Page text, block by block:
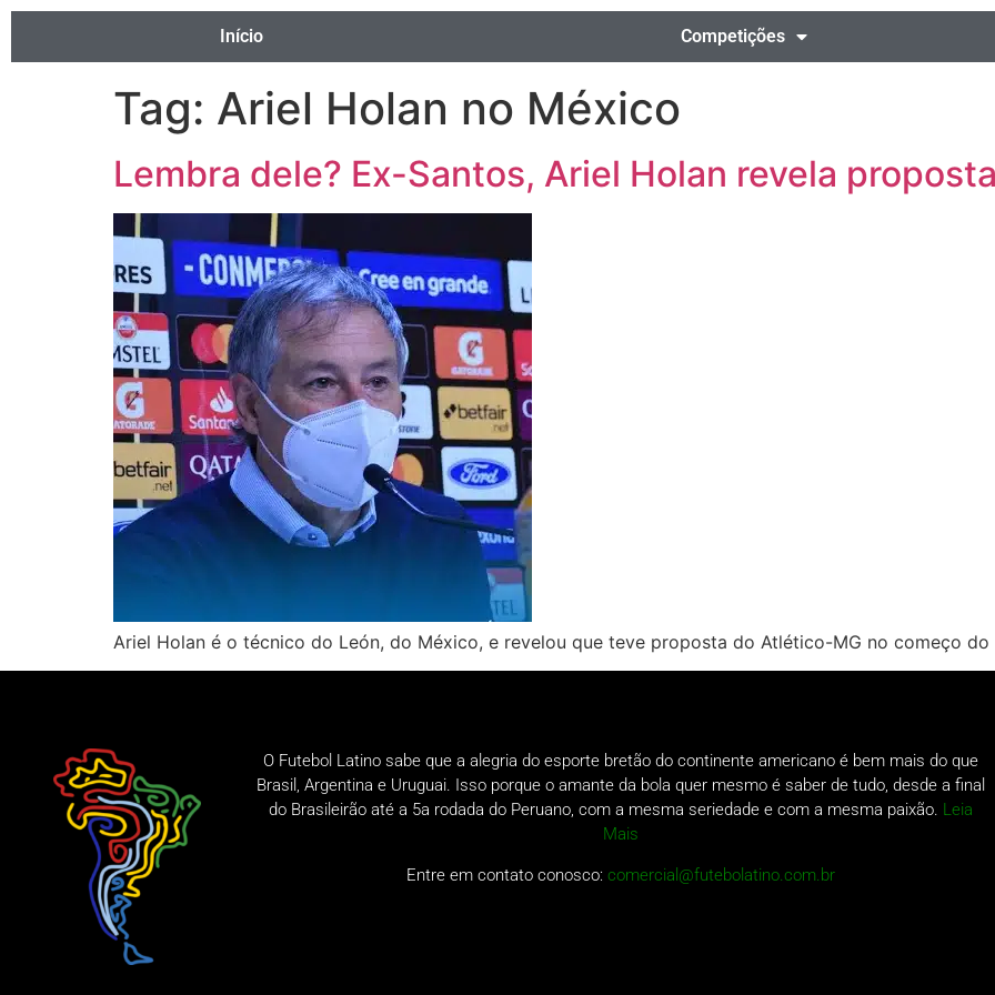
Início Competições
Tag: Ariel Holan no México
Lembra dele? Ex-Santos, Ariel Holan revela
Ariel Holan é o técnico do León, do México, e revelou que teve proposta do Atlético-MG no começo do
O Futebol Latino sabe que a alegria do esporte bretão do continente americano é bem mais do que
Brasil, Argentina e Uruguai. Isso porque o amante da bola quer mesmo é saber de tudo, desde a final
do Brasileirão até a 5a rodada do Peruano, com a mesma seriedade e com a mesma paixão. Leia
Mais
Entre em contato conosco:comercial@futebolatino.com.br